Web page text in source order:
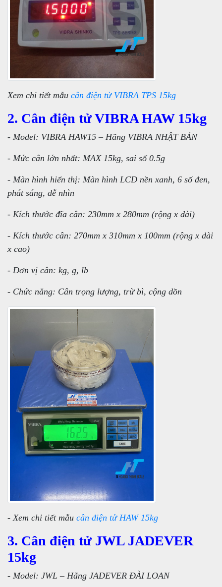
Xem chi tiết mẫu cân điện tử VIBRA TPS 15kg
2. Cân điện tử VIBRA HAW 15kg
- Model: VIBRA HAW15 – Hãng VIBRA NHẬT BẢN
- Mức cân lớn nhất: MAX 15kg, sai số 0.5g
- Màn hình hiển thị: Màn hình LCD nền xanh, 6 số đen,
phát sáng, dễ nhìn
- Kích thước đĩa cân: 230mm x 280mm (rộng x dài)
- Kích thước cân: 270mm x 310mm x 100mm (rộng x dài
x cao)
- Đơn vị cân: kg, g, lb
- Chức năng: Cân trọng lượng, trừ bì, cộng dồn
- Xem chi tiết mẫu cân điện tử HAW 15kg
3. Cân điện tử JWL JADEVER
15kg
- Model: JWL – Hãng JADEVER ĐÀI LOAN